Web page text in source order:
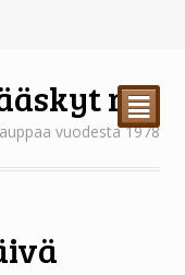
ry
vuodesta 1978
²